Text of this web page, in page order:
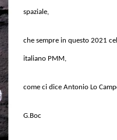
spaziale,
che sempre in questo 2021
italiano PMM,
come ci dice Antonio Lo
G.Boc